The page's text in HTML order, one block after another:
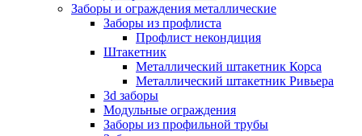
Заборы и ограждения металлические
Заборы из профлиста
Профлист некондиция
Штакетник
Металлический штакетник Корса
Металлический штакетник Ривьера
3d заборы
Модульные ограждения
Заборы из профильной трубы